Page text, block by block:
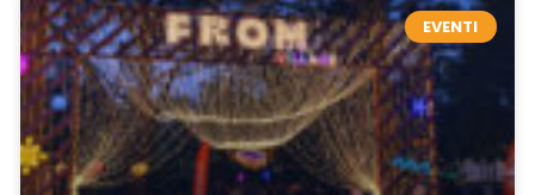
EVENTI